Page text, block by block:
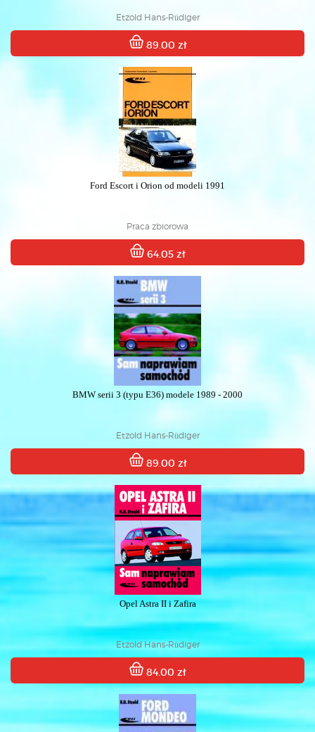
Etzold Hans-Rüdiger
89.00 zł
Ford Escort i Orion od modeli 1991
Praca zbiorowa
64.05 zł
BMW serii 3 (typu E36) modele 1989 - 2000
Etzold Hans-Rüdiger
89.00 zł
Opel Astra II i Zafira
Etzold Hans-Rüdiger
84.00 zł